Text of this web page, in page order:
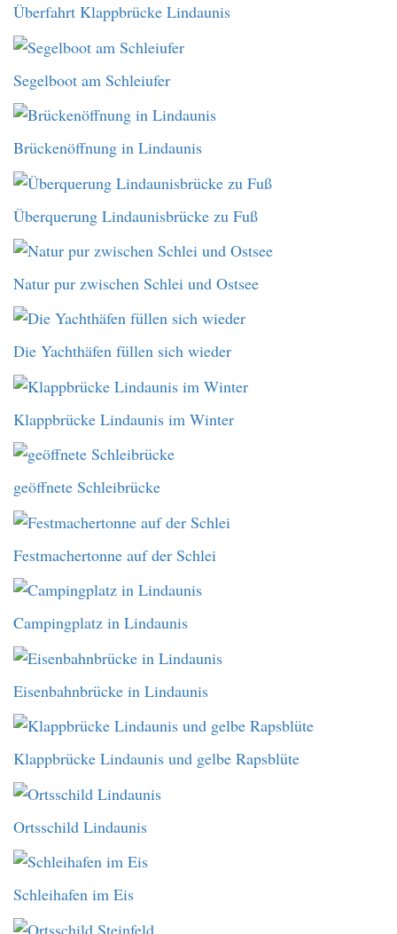
Überfahrt Klappbrücke Lindaunis
Segelboot am Schleiufer
Brückenöffnung in Lindaunis
Überquerung Lindaunisbrücke zu Fuß
Natur pur zwischen Schlei und Ostsee
Die Yachthäfen füllen sich wieder
Klappbrücke Lindaunis im Winter
geöffnete Schleibrücke
Festmachertonne auf der Schlei
Campingplatz in Lindaunis
Eisenbahnbrücke in Lindaunis
Klappbrücke Lindaunis und gelbe Rapsblüte
Ortsschild Lindaunis
Schleihafen im Eis